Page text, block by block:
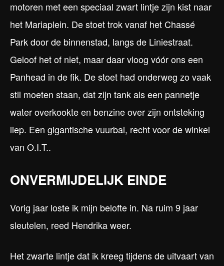
motoren met een speciaal zwart lintje zijn kist naar
het Mariaplein. De stoet trok vanaf het Chassé
Park door de binnenstad, langs de Liniestraat.
Geloof het of niet, maar daar vloog vóór ons een
Panhead in de fik. De stoet had onderweg zo vaak
stil moeten staan, dat zijn tank als een pannetje
water overkookte en benzine over zijn ontsteking
liep. Een gigantische vuurbal, recht voor de winkel
van O.I.T..
ONVERMIJDELIJK EINDE
Vorig jaar loste ik mijn belofte in. Na ruim 9 jaar
sleutelen, reed Hendrika weer.
Het zwarte lintje dat ik kreeg tijdens de uitvaart van